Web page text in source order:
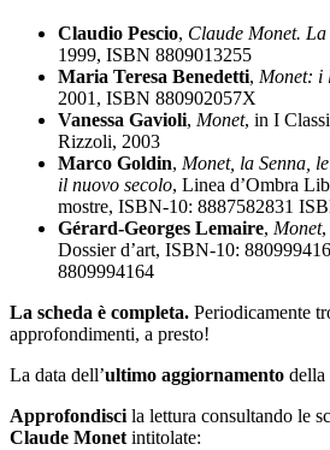
Claudio Pescio, Claude Monet.
1999, ISBN 8809013255
Maria Teresa Benedetti, Monet: i
2001, ISBN 880902057X
Vanessa Gavioli, Monet, in I
Rizzoli, 2003
Marco Goldin, Monet, la Senna,
il nuovo secolo, Linea d’Ombra
mostre, ISBN-10: 8887582831
Gérard-Georges Lemaire, Monet,
Dossier d’art, ISBN-10:
8809994164
La scheda è completa. Periodicamente
approfondimenti, a presto!
La data dell’ultimo aggiornamento della
Approfondiscila lettura consultando le
Claude Monetintitolate: